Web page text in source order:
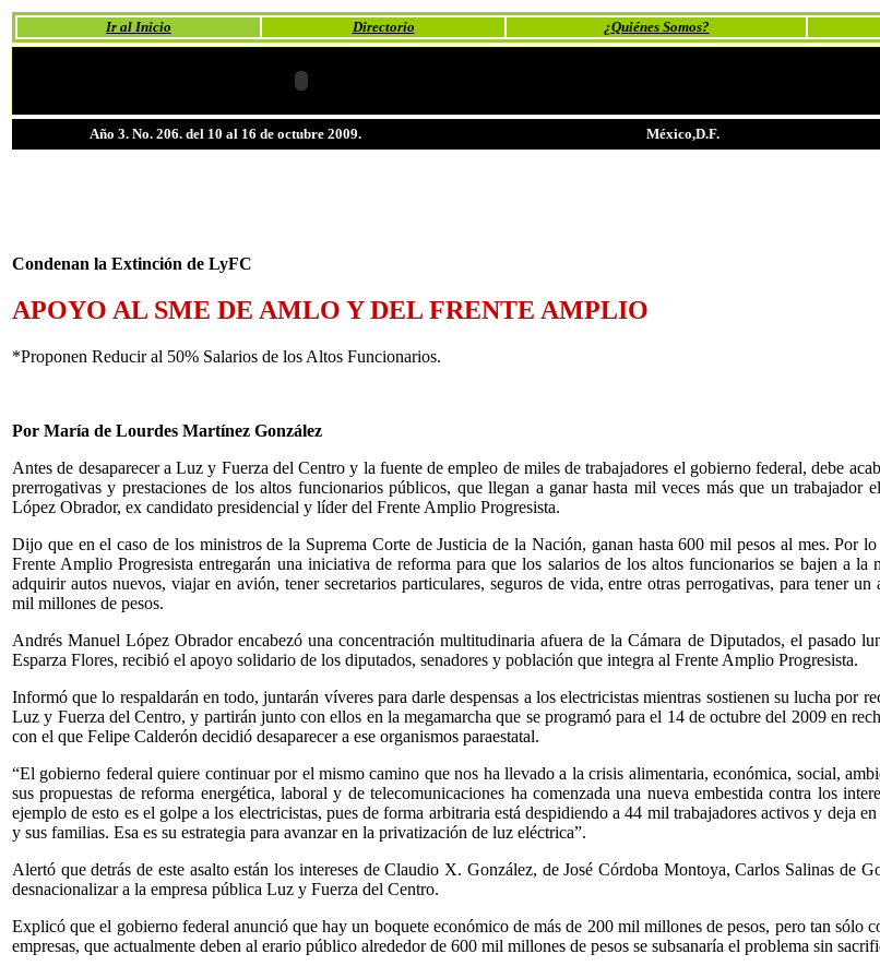
Ir al Inicio Directorio ¿Quiénes Somos?
Año 3. No. 206. del 10 al 16 de octubre 2009. México,D.F.
Condenan la Extinción de LyFC
APOYO AL SME DE AMLO Y DEL FRENTE AMPLIO
*Proponen Reducir al 50% Salarios de los Altos Funcionarios.
Por María de Lourdes Martínez González
Antes de desaparecer a Luz y Fuerza del Centro y la fuente de empleo de miles de trabajadores el gobierno federal, debe
prerrogativas y prestaciones de los altos funcionarios públicos, que llegan a ganar hasta mil veces más que un trabajador
López Obrador, ex candidato presidencial y líder del Frente Amplio Progresista.
Dijo que en el caso de los ministros de la Suprema Corte de Justicia de la Nación, ganan hasta 600 mil pesos al mes. Por
Frente Amplio Progresista entregarán una iniciativa de reforma para que los salarios de los altos funcionarios se bajen a
adquirir autos nuevos, viajar en avión, tener secretarios particulares, seguros de vida, entre otras perrogativas, para tener un
mil millones de pesos.
Andrés Manuel López Obrador encabezó una concentración multitudinaria afuera de la Cámara de Diputados, el pasado
Esparza Flores, recibió el apoyo solidario de los diputados, senadores y población que integra al Frente Amplio Progresista.
Informó que lo respaldarán en todo, juntarán víveres para darle despensas a los electricistas mientras sostienen su lucha por
Luz y Fuerza del Centro, y partirán junto con ellos en la megamarcha que se programó para el 14 de octubre del 2009 en
con el que Felipe Calderón decidió desaparecer a ese organismos paraestatal.
“El gobierno federal quiere continuar por el mismo camino que nos ha llevado a la crisis alimentaria, económica, social,
sus propuestas de reforma energética, laboral y de telecomunicaciones ha comenzada una nueva embestida contra los
ejemplo de esto es el golpe a los electricistas, pues de forma arbitraria está despidiendo a 44 mil trabajadores activos y deja
y sus familias. Esa es su estrategia para avanzar en la privatización de luz eléctrica”.
Alertó que detrás de este asalto están los intereses de Claudio X. González, de José Córdoba Montoya, Carlos Salinas de
desnacionalizar a la empresa pública Luz y Fuerza del Centro.
Explicó que el gobierno federal anunció que hay un boquete económico de más de 200 mil millones de pesos, pero tan sólo
empresas, que actualmente deben al erario público alrededor de 600 mil millones de pesos se subsanaría el problema sin